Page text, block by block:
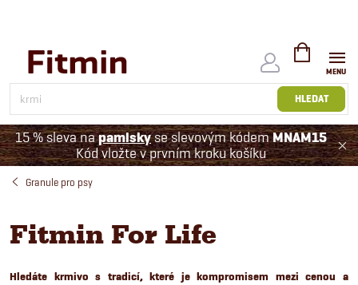
HLEDAT
NÁKUPNÍ
KOŠÍK
15 % sleva napamlskyse slevovým kódemMNAM15
Kód vložte v prvním kroku košíku
Granule pro psy
Fitmin For Life
Hledáte krmivo s tradicí, které je kompromisem mezi cenou a